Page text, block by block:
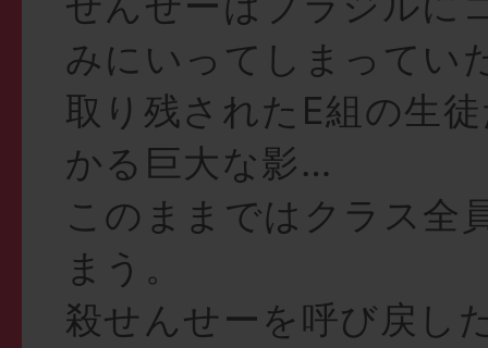
みにいってしまってい
取り残されたE組の生
かる巨大な影…
このままではクラス全
まう。
殺せんせーを呼び戻し